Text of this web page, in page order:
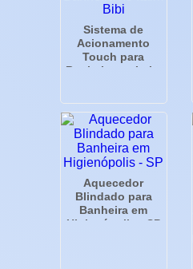
Sistema de
Acionamento
Touch para
Banheira no Itaim
Aquecedor
Blindado para
Banheira em
Higienópolis - SP